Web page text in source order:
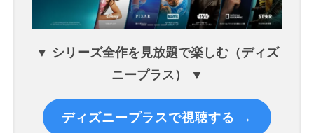
▼ シリーズ全作を見放題で楽しむ（ディズ
ニープラス） ▼
ディズニープラスで視聴する →